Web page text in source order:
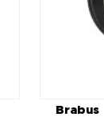
Brabus